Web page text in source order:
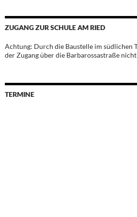
ZUGANG ZUR SCHULE AM RIED
Achtung: Durch die Baustelle im südlichen
der Zugang über die Barbarossastraße
TERMINE